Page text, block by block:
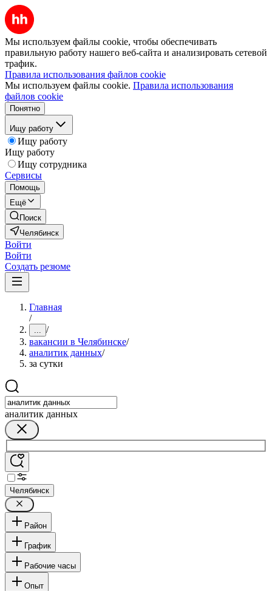
Мы используем файлы cookie, чтобы обеспечивать
правильную работу нашего веб-сайта и анализировать сетевой
трафик.
Правила использования файлов cookie
Мы используем файлы cookie. Правила использования
файлов cookie
Понятно
Ищу работу
Ищу работу
Ищу работу
Ищу сотрудника
Сервисы
Помощь
Ещё
Поиск
Челябинск
Войти
Войти
Создать резюме
Главная
/
... /
вакансии в Челябинске/
аналитик данных/
за сутки
аналитик данных
Челябинск
Район
График
Рабочие часы
Опыт